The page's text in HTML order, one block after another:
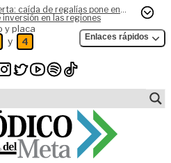
caída de regalías pone en
inversión en las regiones
y placa
y 4 Enlaces rápidos